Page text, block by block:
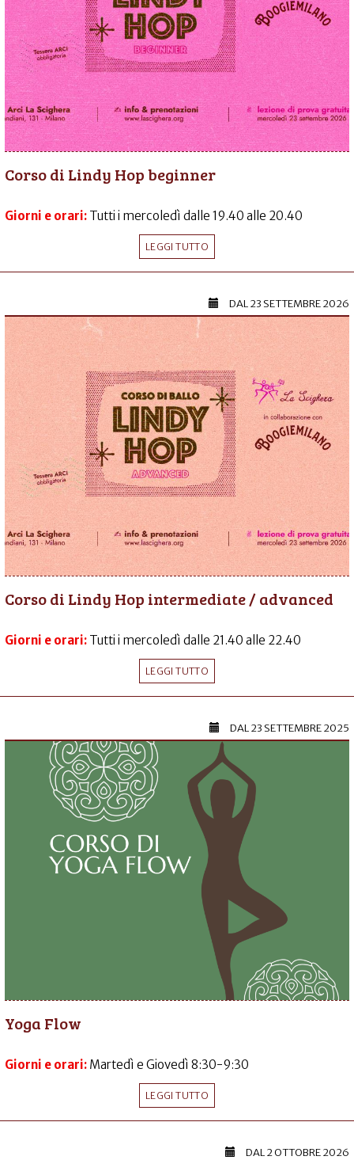
Corso di Lindy Hop beginner
Giorni e orari: Tutti i mercoledì dalle 19.40 alle 20.40
LEGGI TUTTO
DAL23 SETTEMBRE 2026
Corso di Lindy Hop intermediate / advanced
Giorni e orari: Tutti i mercoledì dalle 21.40 alle 22.40
LEGGI TUTTO
DAL23 SETTEMBRE 2025
Yoga Flow
Giorni e orari: Martedì e Giovedì 8:30-9:30
LEGGI TUTTO
DAL2 OTTOBRE 2026